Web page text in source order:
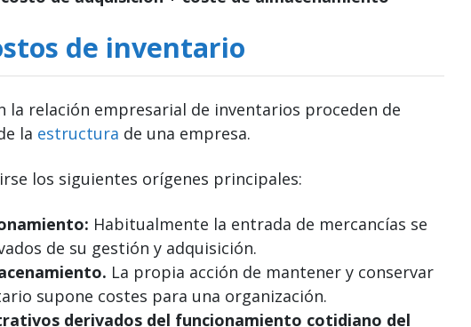
de inventario
la relación empresarial de inventarios proceden de
la estructura de una empresa.
los siguientes orígenes principales:
Habitualmente la entrada de mercancías se
de su gestión y adquisición.
La propia acción de mantener y conservar
supone costes para una organización.
derivados del funcionamiento cotidiano del